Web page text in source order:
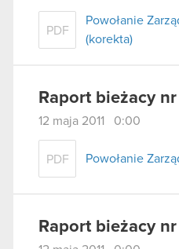
PDF
Powołanie
(korekta)
Raport bieżacy nr
12 maja 2011 0:00
PDF Powołanie
Raport bieżacy nr